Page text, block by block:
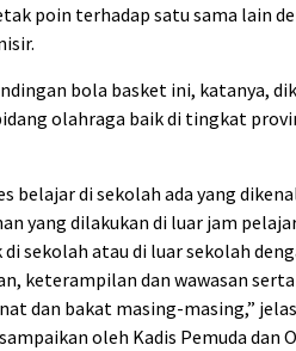
poin terhadap satu sama lain
bola basket ini, katanya,
olahraga baik di tingkat
belajar di sekolah ada yang
yang dilakukan di luar jam
sekolah atau di luar sekolah
keterampilan dan wawasan
dan bakat masing-masing,”
oleh Kadis Pemuda dan